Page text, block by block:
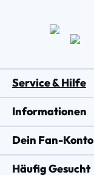
Service & Hilfe
Informationen
Dein Fan-Konto
Häufig Gesucht